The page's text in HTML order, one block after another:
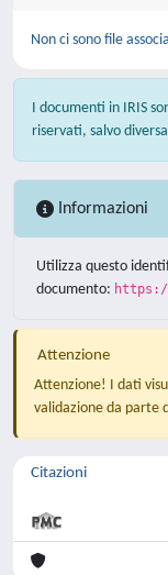
Non ci sono file
I documenti in IRIS
riservati, salvo
Informazioni
Utilizza questo
documento:
Attenzione
Attenzione! I dati
validazione da parte
Citazioni